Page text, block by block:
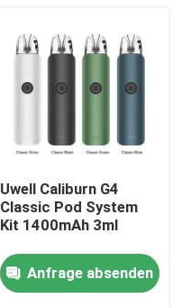
Uwell Caliburn G4
Classic Pod System
Kit 1400mAh 3ml
Anfrage absenden